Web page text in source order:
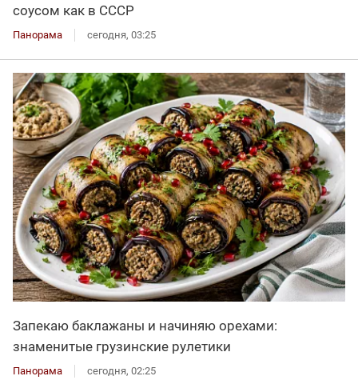
соусом как в СССР
Панорама сегодня, 03:25
Запекаю баклажаны и начиняю орехами:
знаменитые грузинские рулетики
Панорама сегодня, 02:25